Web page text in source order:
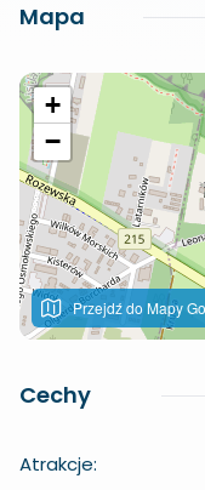
Mapa
+
−
Przejdź do Mapy
Cechy
Atrakcje: